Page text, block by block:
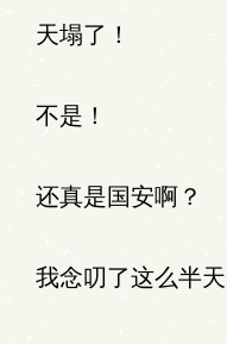
天塌了！
不是！
还真是国安啊？
我念叨了这么半天